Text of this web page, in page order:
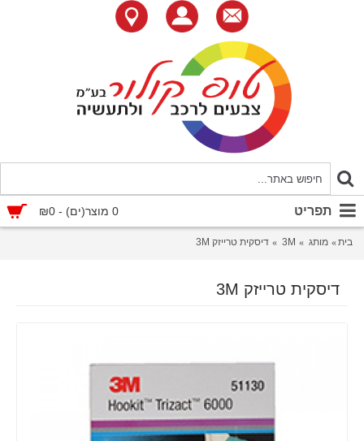
0 מוצר(ים) - ₪0 תפריט
בית מותג 3M דיסקית טרייזק 3M
דיסקית טרייזק 3M